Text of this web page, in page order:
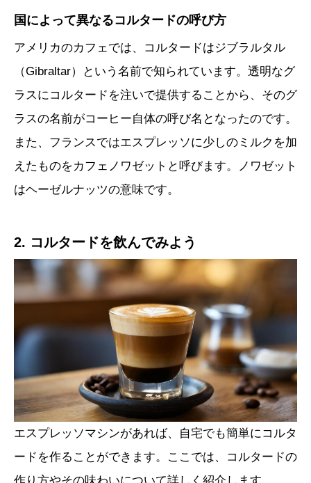
国によって異なるコルタードの呼び方
アメリカのカフェでは、コルタードはジブラルタル
（Gibraltar）という名前で知られています。透明なグ
ラスにコルタードを注いで提供することから、そのグ
ラスの名前がコーヒー自体の呼び名となったのです。
また、フランスではエスプレッソに少しのミルクを加
えたものをカフェノワゼットと呼びます。ノワゼット
はヘーゼルナッツの意味です。
2. コルタードを飲んでみよう
エスプレッソマシンがあれば、自宅でも簡単にコルタ
ードを作ることができます。ここでは、コルタードの
作り方やその味わいについて詳しく紹介します。